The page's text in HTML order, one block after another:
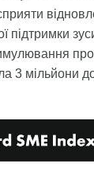
підтримки
3 ​​мільйони